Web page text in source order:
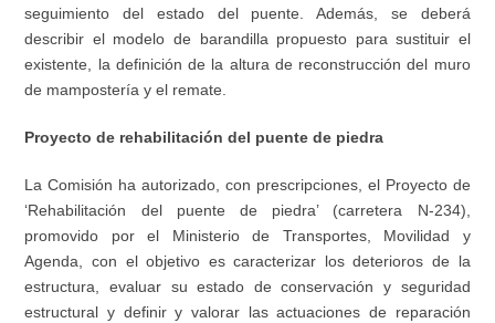
seguimiento del estado del puente. Además, se deberá
describir el modelo de barandilla propuesto para sustituir el
existente, la definición de la altura de reconstrucción del muro
de mampostería y el remate.
Proyecto de rehabilitación del puente de piedra
La Comisión ha autorizado, con prescripciones, el Proyecto de
‘Rehabilitación del puente de piedra’ (carretera N-234),
promovido por el Ministerio de Transportes, Movilidad y
Agenda, con el objetivo es caracterizar los deterioros de la
estructura, evaluar su estado de conservación y seguridad
estructural y definir y valorar las actuaciones de reparación